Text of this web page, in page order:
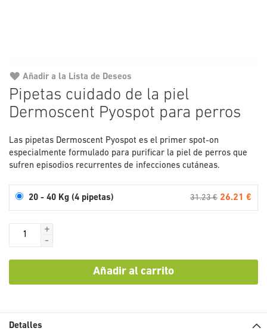
Pipetas cuidado de la piel
Dermoscent Pyospot para perros
Las pipetas Dermoscent Pyospot es el primer spot-on
especialmente formulado para purificar la piel de perros que
sufren episodios recurrentes de infecciones cutáneas.
20 - 40 Kg (4 pipetas) 31.23 € 26.21 €
+
-
Añadir al carrito
Añadir a la Lista de Deseos
al
comienzo
de
la
galería
de
Detalles